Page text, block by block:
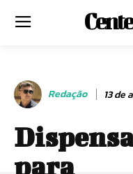
Redação 13 de
para